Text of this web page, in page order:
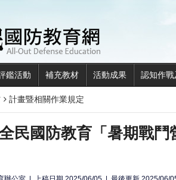
鑑活動 補充教材 活動成果 認知作
計畫暨相關作業規定
民國防教育「暑期戰鬥